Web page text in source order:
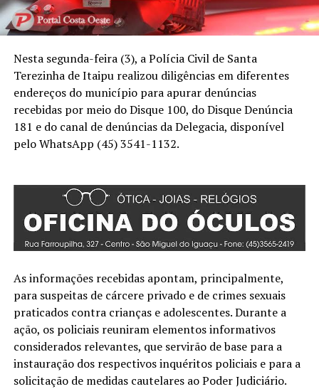
Nesta segunda-feira (3), a Polícia Civil de Santa
Terezinha de Itaipu realizou diligências em diferentes
endereços do município para apurar denúncias
recebidas por meio do Disque 100, do Disque Denúncia
181 e do canal de denúncias da Delegacia, disponível
pelo WhatsApp (45) 3541-1132.
As informações recebidas apontam, principalmente,
para suspeitas de cárcere privado e de crimes sexuais
praticados contra crianças e adolescentes. Durante a
ação, os policiais reuniram elementos informativos
considerados relevantes, que servirão de base para a
instauração dos respectivos inquéritos policiais e para a
solicitação de medidas cautelares ao Poder Judiciário.